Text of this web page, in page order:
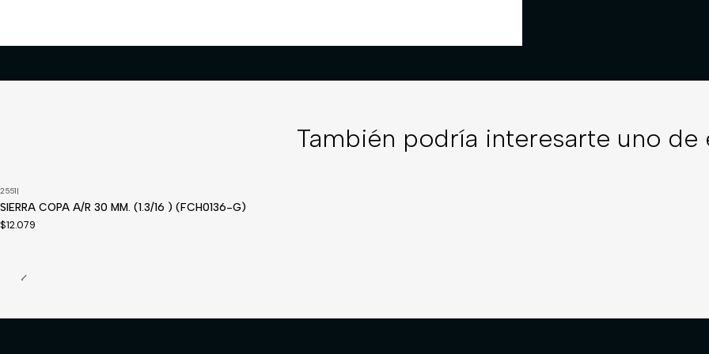
También podría interesarte uno de
Disponible a pedido
2551|
SIERRA COPA A/R 30 MM. (1.3/16 ) (FCH0136-G)
$12.079